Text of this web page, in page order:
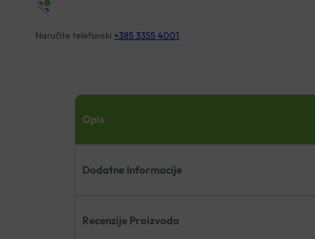
Naručite telefonski +385 3355 4001
Opis
Dodatne Informacije
Recenzije Proizvoda